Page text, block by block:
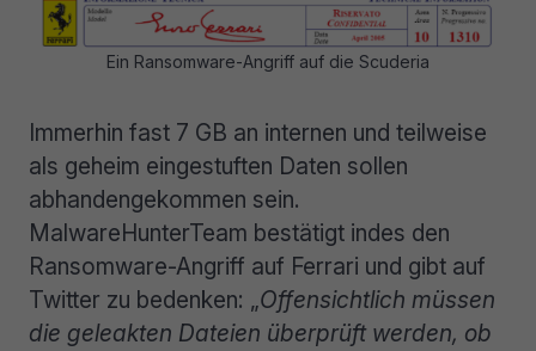
Ein Ransomware-Angriff auf die Scuderia
Immerhin fast 7 GB an internen und teilweise
als geheim eingestuften Daten sollen
abhandengekommen sein.
MalwareHunterTeam bestätigt indes den
Ransomware-Angriff auf Ferrari und gibt auf
Twitter zu bedenken: „Offensichtlich müssen
die geleakten Dateien überprüft werden, ob